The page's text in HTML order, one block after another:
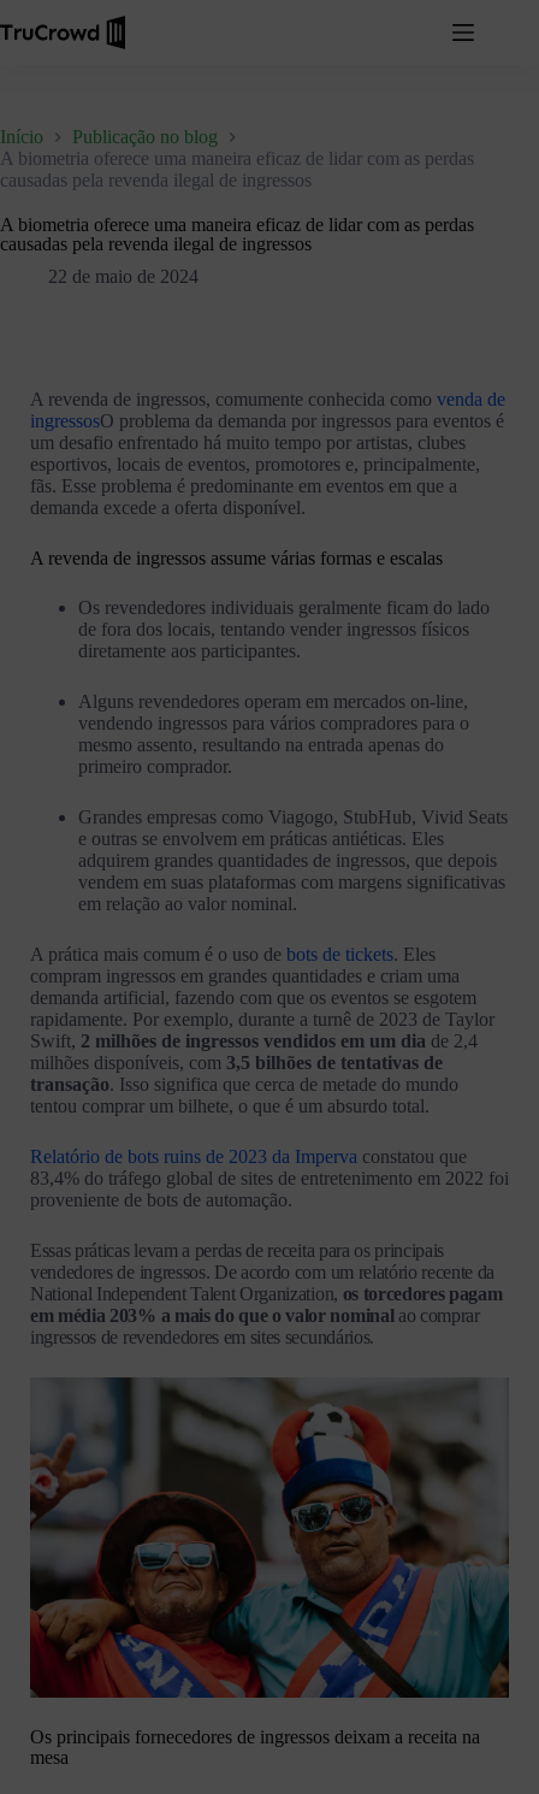
Início
Publicação no blog
A biometria oferece uma maneira eficaz de lidar com as perdas
causadas pela revenda ilegal de ingressos
A biometria oferece uma maneira eficaz de lidar com as perdas
causadas pela revenda ilegal de ingressos
22 de maio de 2024
A revenda de ingressos, comumente conhecida como venda de
ingressosO problema da demanda por ingressos para eventos é
um desafio enfrentado há muito tempo por artistas, clubes
esportivos, locais de eventos, promotores e, principalmente,
fãs. Esse problema é predominante em eventos em que a
demanda excede a oferta disponível.
A revenda de ingressos assume várias formas e escalas
Os revendedores individuais geralmente ficam do lado
de fora dos locais, tentando vender ingressos físicos
diretamente aos participantes.
Alguns revendedores operam em mercados on-line,
vendendo ingressos para vários compradores para o
mesmo assento, resultando na entrada apenas do
primeiro comprador.
Grandes empresas como Viagogo, StubHub, Vivid Seats
e outras se envolvem em práticas antiéticas. Eles
adquirem grandes quantidades de ingressos, que depois
vendem em suas plataformas com margens significativas
em relação ao valor nominal.
A prática mais comum é o uso de bots de tickets. Eles
compram ingressos em grandes quantidades e criam uma
demanda artificial, fazendo com que os eventos se esgotem
rapidamente. Por exemplo, durante a turnê de 2023 de Taylor
Swift, 2 milhões de ingressos vendidos em um dia de 2,4
milhões disponíveis, com 3,5 bilhões de tentativas de
transação. Isso significa que cerca de metade do mundo
tentou comprar um bilhete, o que é um absurdo total.
Relatório de bots ruins de 2023 da Imperva constatou que
83,4% do tráfego global de sites de entretenimento em 2022 foi
proveniente de bots de automação.
Essas práticas levam a perdas de receita para os principais
vendedores de ingressos. De acordo com um relatório recente da
National Independent Talent Organization, os torcedores pagam
em média 203% a mais do que o valor nominal ao comprar
ingressos de revendedores em sites secundários.
Os principais fornecedores de ingressos deixam a receita na
mesa